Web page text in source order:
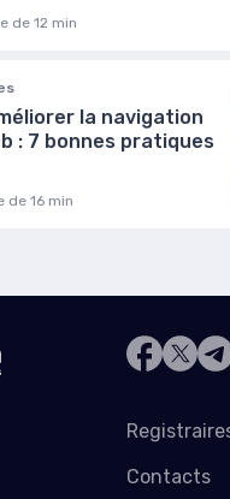
de 12 min
la navigation
: 7 bonnes pratiques
de 16 min
Contacts